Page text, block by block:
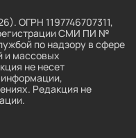
ОГРН 1197746707311,
СМИ ПИ №
по надзору в сфере
и массовых
не несет
информации,
Редакция не